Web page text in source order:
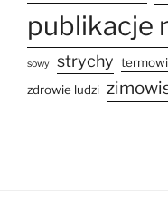
publikacje
sowy strychy
zdrowie ludzi